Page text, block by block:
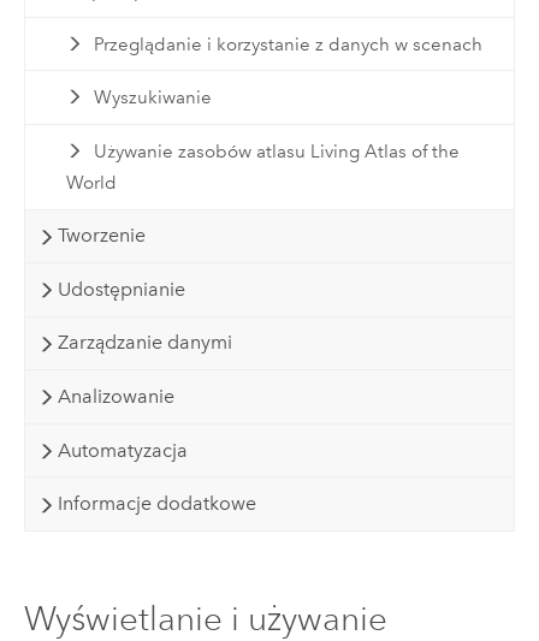
Przeglądanie i korzystanie z danych w scenach
Wyszukiwanie
Używanie zasobów atlasu Living Atlas of the
World
Tworzenie
Udostępnianie
Zarządzanie danymi
Analizowanie
Automatyzacja
Informacje dodatkowe
Wyświetlanie i używanie